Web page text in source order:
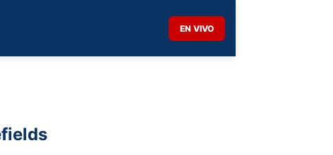
EN VIVO